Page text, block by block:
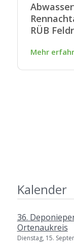
RÜB
Mehr
Kalender
36.
Ortenaukreis
Dienstag, 15.